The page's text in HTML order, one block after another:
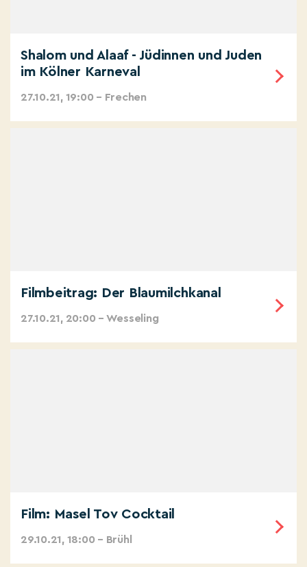
Shalom und Alaaf - Jüdinnen und Juden
im Kölner Karneval
27.10.21, 19:00 – Frechen
Filmbeitrag: Der Blaumilchkanal
27.10.21, 20:00 – Wesseling
Film: Masel Tov Cocktail
29.10.21, 18:00 – Brühl